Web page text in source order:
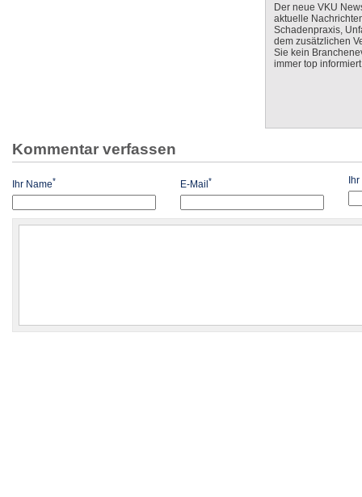
Der neue VKU
aktuelle
Schadenpraxis,
dem zusätzlichen
Sie kein
immer top
Kommentar verfassen
Ihr Name* E-Mail* Ihr